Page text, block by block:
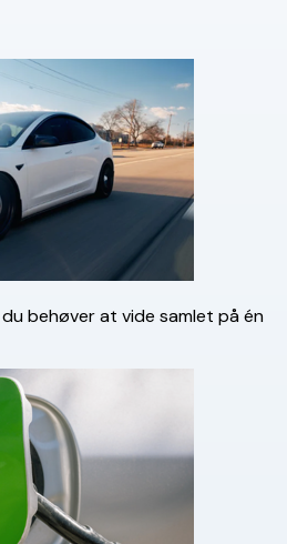
behøver at vide samlet på én